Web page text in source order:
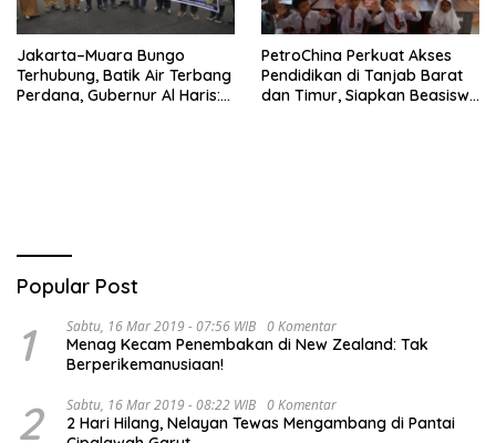
Jakarta–Muara Bungo
Terhubung, Batik Air Terbang
Perdana, Gubernur Al Haris:
PetroChina Perkuat Akses
Pendidikan di Tanjab Barat
dan Timur, Siapkan Beasiswa
Popular Post
1 Sabtu, 16 Mar 2019 - 07:56 WIB 0 Komentar
Menag Kecam Penembakan di New Zealand: Tak
Berperikemanusiaan!
2 Sabtu, 16 Mar 2019 - 08:22 WIB 0 Komentar
2 Hari Hilang, Nelayan Tewas Mengambang di Pantai